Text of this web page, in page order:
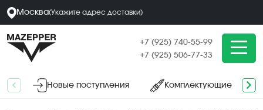
Москва(Укажите адрес доставки)
+7 (925) 740-55-99
+7 (925) 506-77-33
Новые поступления Комплектующие